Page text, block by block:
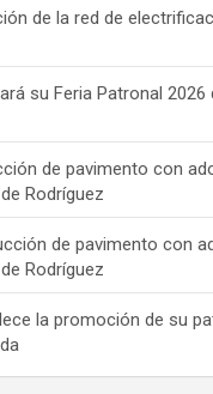
gr
a
m
o
k
T
u
b
e
C
h
a
n
n
el
de la red de
su Feria Patronal 2026
de pavimento con
Rodríguez
de pavimento con
Rodríguez
la promoción de su